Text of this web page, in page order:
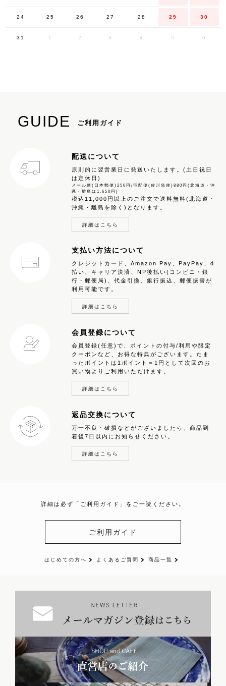
24 25 26 27 28 29 30
31 1 2 3 4 5 6
GUIDE ご利用ガイド
配送について
原則的に翌営業日に発送いたします。(土日祝日
は定休日)
メール便(日本郵便)250円/宅配便(佐川急便)880円(北海道・沖
縄・離島は1,650円)
税込11,000円以上のご注文で送料無料(北海道・
沖縄・離島を除く)となります。
詳細はこちら
支払い方法について
クレジットカード、Amazon Pay、PayPay、d
払い、キャリア決済、NP後払い(コンビニ・銀
行・郵便局)、代金引換、銀行振込、郵便振替が
利用可能です。
詳細はこちら
会員登録について
会員登録(任意)で、ポイントの付与/利用や限定
クーポンなど、お得な特典がございます。たま
ったポイントは1ポイント＝1円として次回のお
買い物よりご利用いただけます。
詳細はこちら
返品交換について
万一不良・破損などがございましたら、商品到
着後7日以内にお知らせください。
詳細はこちら
詳細は必ず「ご利用ガイド」をご一読ください。
ご利用ガイド
はじめての方へ よくあるご質問 商品一覧